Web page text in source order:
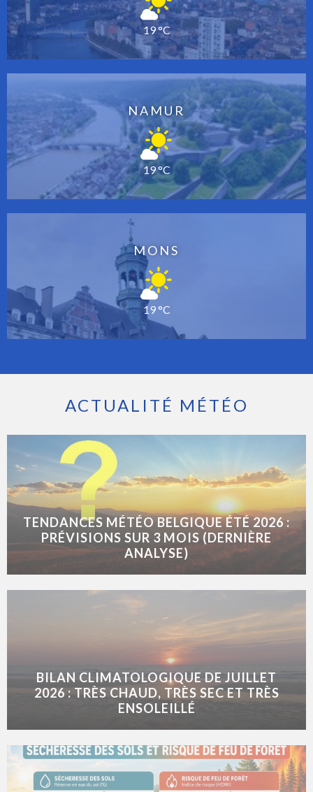
19 °C
NAMUR
19 °C
MONS
19 °C
ACTUALITÉ MÉTÉO
TENDANCES MÉTÉO BELGIQUE ÉTÉ 2026 :
PRÉVISIONS SUR 3 MOIS (DERNIÈRE
ANALYSE)
BILAN CLIMATOLOGIQUE DE JUILLET
2026 : TRÈS CHAUD, TRÈS SEC ET TRÈS
ENSOLEILLÉ